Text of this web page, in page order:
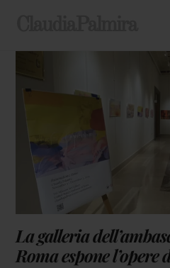
La galleria
Roma espone